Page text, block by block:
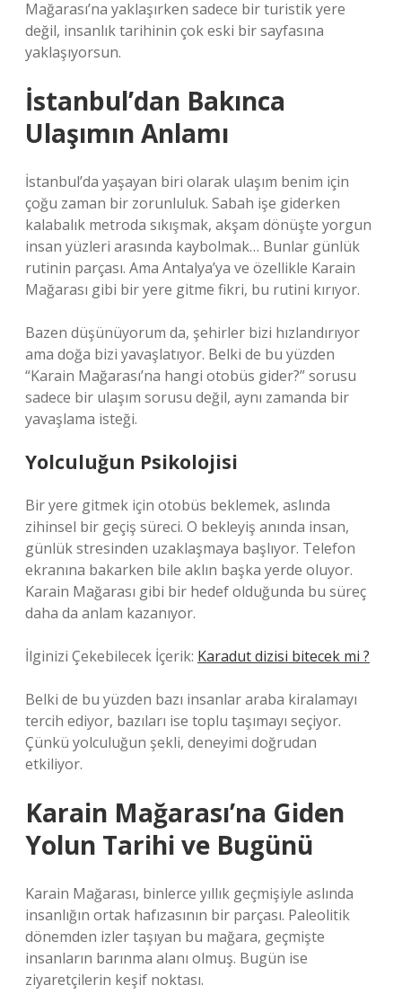
Mağarası’na yaklaşırken sadece bir turistik yere
değil, insanlık tarihinin çok eski bir sayfasına
yaklaşıyorsun.
İstanbul’dan Bakınca
Ulaşımın Anlamı
İstanbul’da yaşayan biri olarak ulaşım benim için
çoğu zaman bir zorunluluk. Sabah işe giderken
kalabalık metroda sıkışmak, akşam dönüşte yorgun
insan yüzleri arasında kaybolmak… Bunlar günlük
rutinin parçası. Ama Antalya’ya ve özellikle Karain
Mağarası gibi bir yere gitme fikri, bu rutini kırıyor.
Bazen düşünüyorum da, şehirler bizi hızlandırıyor
ama doğa bizi yavaşlatıyor. Belki de bu yüzden
“Karain Mağarası’na hangi otobüs gider?” sorusu
sadece bir ulaşım sorusu değil, aynı zamanda bir
yavaşlama isteği.
Yolculuğun Psikolojisi
Bir yere gitmek için otobüs beklemek, aslında
zihinsel bir geçiş süreci. O bekleyiş anında insan,
günlük stresinden uzaklaşmaya başlıyor. Telefon
ekranına bakarken bile aklın başka yerde oluyor.
Karain Mağarası gibi bir hedef olduğunda bu süreç
daha da anlam kazanıyor.
İlginizi Çekebilecek İçerik: Karadut dizisi bitecek mi ?
Belki de bu yüzden bazı insanlar araba kiralamayı
tercih ediyor, bazıları ise toplu taşımayı seçiyor.
Çünkü yolculuğun şekli, deneyimi doğrudan
etkiliyor.
Karain Mağarası’na Giden
Yolun Tarihi ve Bugünü
Karain Mağarası, binlerce yıllık geçmişiyle aslında
insanlığın ortak hafızasının bir parçası. Paleolitik
dönemden izler taşıyan bu mağara, geçmişte
insanların barınma alanı olmuş. Bugün ise
ziyaretçilerin keşif noktası.